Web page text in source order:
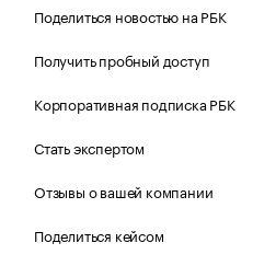
Поделиться новостью на РБК
Получить пробный доступ
Корпоративная подписка РБК
Стать экспертом
Отзывы о вашей компании
Поделиться кейсом